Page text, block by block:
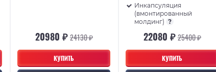
КУПИТЬ
20980 ₽24130 ₽
КУПИТЬ
Инкапсуляция
(вмонтированный
молдинг) ?
22080 ₽25400 ₽